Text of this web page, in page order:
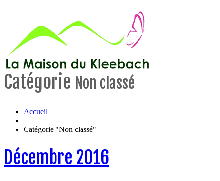
Catégorie Non classé
Accueil
Catégorie "Non classé"
Décembre 2016